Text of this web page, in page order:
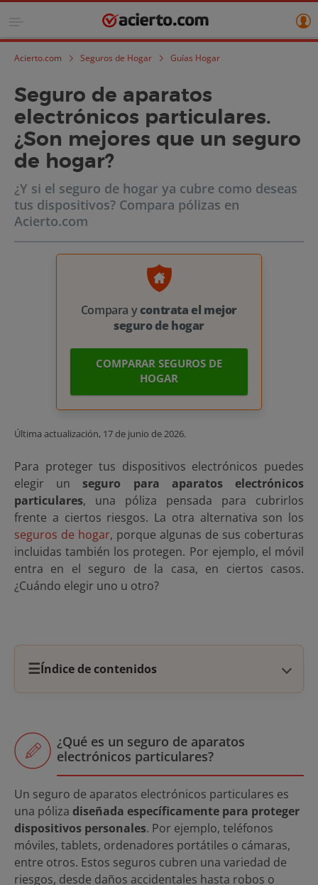
Acierto.com Seguros de Hogar Guías Hogar
Seguro de aparatos
electrónicos particulares.
¿Son mejores que un seguro
de hogar?
¿Y si el seguro de hogar ya cubre como deseas
tus dispositivos? Compara pólizas en
Acierto.com
Compara ycontrata el mejor
seguro de hogar
COMPARAR SEGUROS DE
HOGAR
Última actualización, 17 de junio de 2026.
Para proteger tus dispositivos electrónicos puedes
elegir unseguro para aparatos electrónicos
particulares, una póliza pensada para cubrirlos
frente a ciertos riesgos. La otra alternativa son los
seguros de hogar, porque algunas de sus coberturas
incluidas también los protegen. Por ejemplo, el móvil
entra en el seguro de la casa, en ciertos casos.
¿Cuándo elegir uno u otro?
☰Índice de contenidos
¿Qué es un seguro de aparatos
electrónicos particulares?
Un seguro de aparatos electrónicos particulares es
una póliza diseñada específicamente para proteger
dispositivos personales. Por ejemplo, teléfonos
móviles, tablets, ordenadores portátiles o cámaras,
entre otros. Estos seguros cubren una variedad de
riesgos, desde daños accidentales hasta robos o